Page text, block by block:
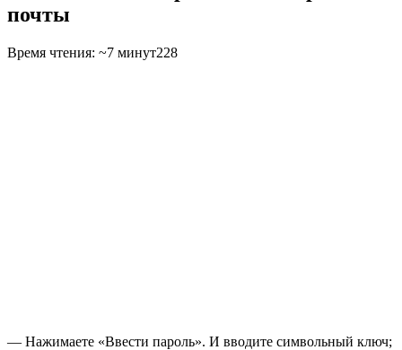
почты
Время чтения: ~7 минут228
— Нажимаете «Ввести пароль». И вводите символьный ключ;